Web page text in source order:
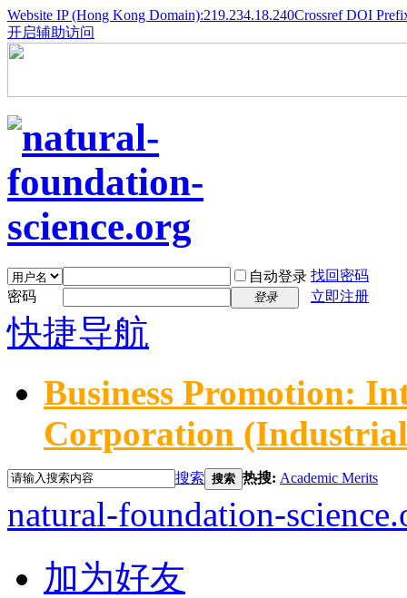
Website IP (Hong Kong Domain):219.234.18.240Crossref DOI
开启辅助访问
自动登录 找回密码
密码
登录 立即注册
快捷导航
Business Promotion:
Corporation
搜索 搜索 热搜: Academic Merits
natural-foundation-
加为好友